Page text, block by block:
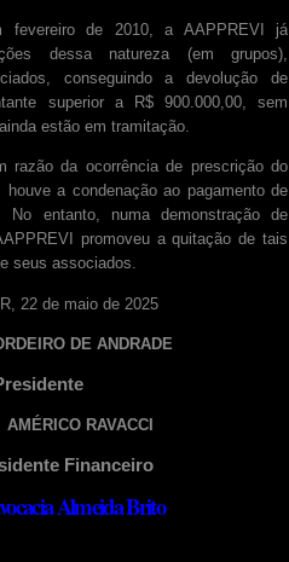
fevereiro de 2010, a AAPPREVI já
dessa natureza (em grupos),
conseguindo a devolução de
superior a R$ 900.000,00, sem
estão em tramitação.
razão da ocorrência de prescrição do
a condenação ao pagamento de
No entanto, numa demonstração de
promoveu a quitação de tais
seus associados.
22 de maio de 2025
DE ANDRADE
RAVACCI
Financeiro
Almeida Brito